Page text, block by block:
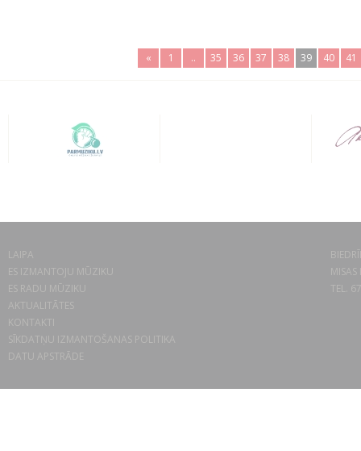
« 1 .. 35 36 37 38 39 40 41
LAIPA
ES IZMANTOJU MŪZIKU
ES RADU MŪZIKU
AKTUALITĀTES
KONTAKTI
SĪKDATŅU IZMANTOŠANAS POLITIKA
DATU APSTRĀDE
TEL.